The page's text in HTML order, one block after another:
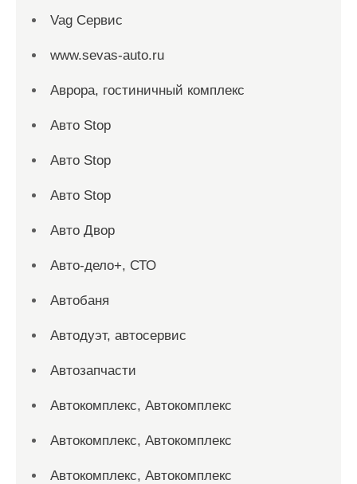
Vag Сервис
www.sevas-auto.ru
Аврора, гостиничный комплекс
Авто Stop
Авто Stop
Авто Stop
Авто Двор
Авто-дело+, СТО
Автобаня
Автодуэт, автосервис
Автозапчасти
Автокомплекс, Автокомплекс
Автокомплекс, Автокомплекс
Автокомплекс, Автокомплекс